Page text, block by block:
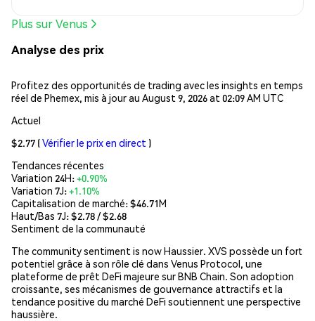
Plus sur Venus
Analyse des prix
Profitez des opportunités de trading avec les insights en temps
réel de Phemex, mis à jour au August 9, 2026 at 02:09 AM UTC
Actuel
$2.77 (Vérifier le prix en direct )
Tendances récentes
Variation 24H:+0.90%
Variation 7J:+1.10%
Capitalisation de marché:$46.71M
Haut/Bas 7J: $2.78/ $2.68
Sentiment de la communauté
The community sentiment is now Haussier. XVS possède un fort
potentiel grâce à son rôle clé dans Venus Protocol, une
plateforme de prêt DeFi majeure sur BNB Chain. Son adoption
croissante, ses mécanismes de gouvernance attractifs et la
tendance positive du marché DeFi soutiennent une perspective
haussière.